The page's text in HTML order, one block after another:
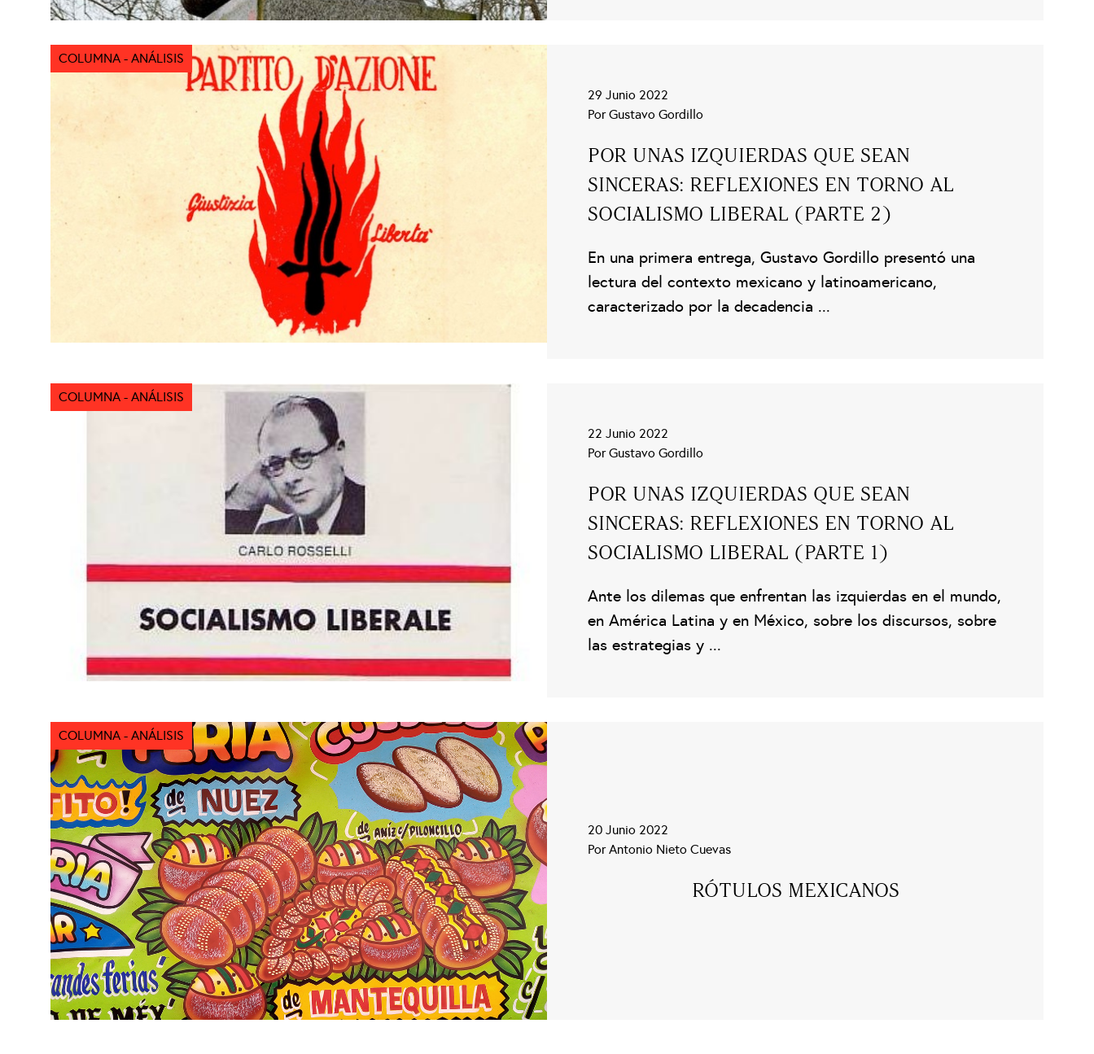
COLUMNA - ANÁLISIS
29 Junio 2022
Por Gustavo Gordillo
POR UNAS IZQUIERDAS QUE SEAN
SINCERAS: REFLEXIONES EN TORNO AL
SOCIALISMO LIBERAL (PARTE 2)
En una primera entrega, Gustavo Gordillo presentó una
lectura del contexto mexicano y latinoamericano,
caracterizado por la decadencia ...
COLUMNA - ANÁLISIS
22 Junio 2022
Por Gustavo Gordillo
POR UNAS IZQUIERDAS QUE SEAN
SINCERAS: REFLEXIONES EN TORNO AL
SOCIALISMO LIBERAL (PARTE 1)
Ante los dilemas que enfrentan las izquierdas en el mundo,
en América Latina y en México, sobre los discursos, sobre
las estrategias y ...
COLUMNA - ANÁLISIS
20 Junio 2022
Por Antonio Nieto Cuevas
RÓTULOS MEXICANOS